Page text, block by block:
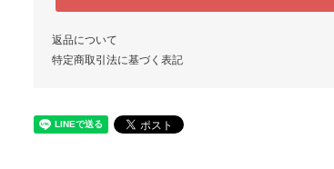
返品について
特定商取引法に基づく表記